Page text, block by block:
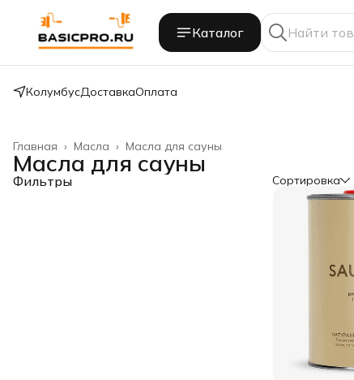
Каталог
КолумбусДоставкаОплата
Масла для сауны
Масла ›
Главная ›
Масла для сауны
Фильтры Сортировка